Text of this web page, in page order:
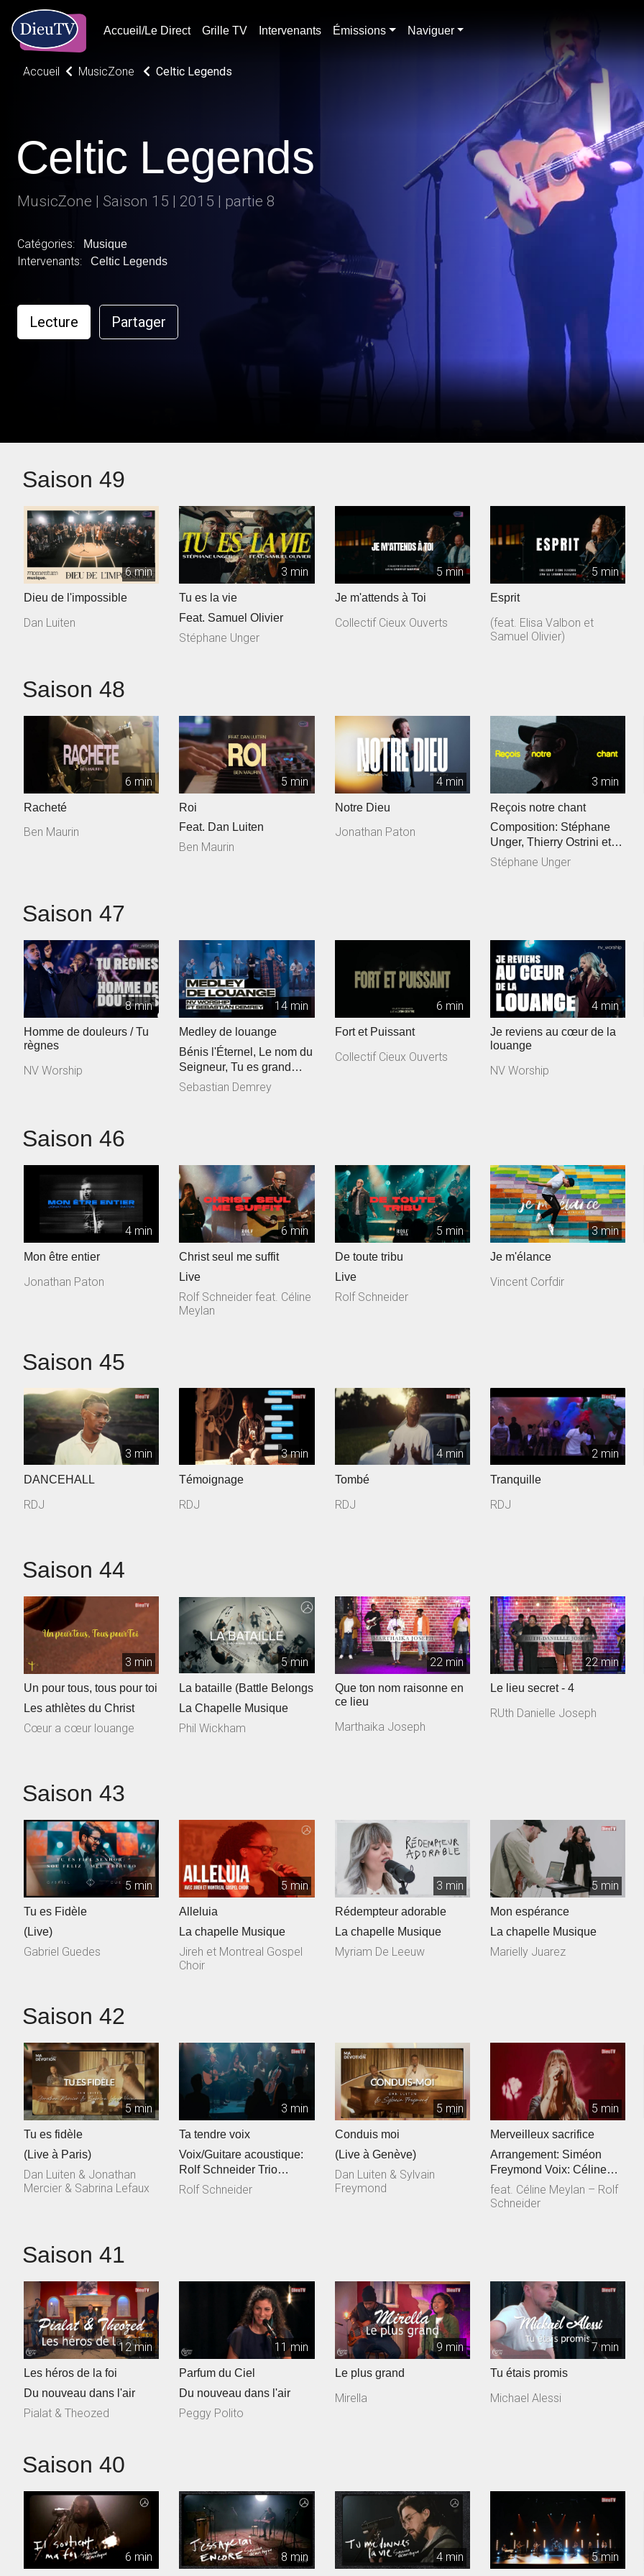
Accueil/Le Direct Grille TV Intervenants Émissions Naviguer
Accueil MusicZone Celtic Legends
Celtic Legends
MusicZone | Saison 15 | 2015 | partie 8
Catégories: Musique
Intervenants: Celtic Legends
Lecture Partager
Saison 49
6 min
Dieu de l'impossible
Dan Luiten
3 min
Tu es la vie
Feat. Samuel Olivier
Stéphane Unger
5 min
Je m'attends à Toi
Collectif Cieux Ouverts
5 min
Esprit
(feat. Elisa Valbon et
Samuel Olivier)
Saison 48
6 min
Racheté
Ben Maurin
5 min
Roi
Feat. Dan Luiten
Ben Maurin
4 min
Notre Dieu
Jonathan Paton
3 min
Reçois notre chant
Composition: Stéphane
Unger, Thierry Ostrini et
Siméon Freymond
Stéphane Unger
Saison 47
8 min
Homme de douleurs / Tu
règnes
NV Worship
14 min
Medley de louange
Bénis l'Éternel, Le nom du
Seigneur, Tu es grand
Seigneur
Sebastian Demrey
6 min
Fort et Puissant
Collectif Cieux Ouverts
4 min
Je reviens au cœur de la
louange
NV Worship
Saison 46
4 min
Mon être entier
Jonathan Paton
6 min
Christ seul me suffit
Live
Rolf Schneider feat. Céline
Meylan
5 min
De toute tribu
Live
Rolf Schneider
3 min
Je m'élance
Vincent Corfdir
Saison 45
3 min
DANCEHALL
RDJ
3 min
Témoignage
RDJ
4 min
Tombé
RDJ
2 min
Tranquille
RDJ
Saison 44
3 min
Un pour tous, tous pour toi
Les athlètes du Christ
Cœur a cœur louange
5 min
La bataille (Battle Belongs
La Chapelle Musique
Phil Wickham
22 min
Que ton nom raisonne en
ce lieu
Marthaika Joseph
22 min
Le lieu secret - 4
RUth Danielle Joseph
Saison 43
5 min
Tu es Fidèle
(Live)
Gabriel Guedes
5 min
Alleluia
La chapelle Musique
Jireh et Montreal Gospel
Choir
3 min
Rédempteur adorable
La chapelle Musique
Myriam De Leeuw
5 min
Mon espérance
La chapelle Musique
Marielly Juarez
Saison 42
5 min
Tu es fidèle
(Live à Paris)
Dan Luiten & Jonathan
Mercier & Sabrina Lefaux
3 min
Ta tendre voix
Voix/Guitare acoustique:
Rolf Schneider Trio
cordes: Philippe & Jessica
Rolf Schneider
5 min
Conduis moi
(Live à Genève)
Dan Luiten & Sylvain
Freymond
5 min
Merveilleux sacrifice
Arrangement: Siméon
Freymond Voix: Céline
Meylan Guitare
acoustique: Rolf Sc...
feat. Céline Meylan – Rolf
Schneider
Saison 41
12 min
Les héros de la foi
Du nouveau dans l'air
Pialat & Theozed
11 min
Parfum du Ciel
Du nouveau dans l'air
Peggy Polito
9 min
Le plus grand
Mirella
7 min
Tu étais promis
Michael Alessi
Saison 40
6 min 8 min 4 min 5 min